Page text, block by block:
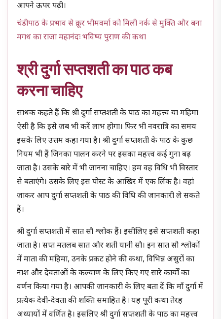
आपने ऊपर पढ़ी।
चंडीपाठ के प्रभाव से क्रूर भीमवर्मा को मिली नर्क से मुक्ति और बना
मगध का राजा महानंदः भविष्य पुराण की कथा
श्री दुर्गा सप्तशती का पाठ कब
करना चाहिए
साधक कहते हैं कि श्री दुर्गा सप्तशती के पाठ का महत्त्व या महिमा
ऐसी है कि इसे जब भी करें लाभ होगा। फिर भी नवरात्रि का समय
इसके लिए उत्तम कहा गया है। श्री दुर्गा सप्तशती के पाठ के कुछ
नियम भी हैं जिनका पालन करने पर इसका महत्त्व कई गुना बढ़
जाता है। उसके बारे में भी जानना चाहिए। हम वह विधि भी विस्तार
से बताएंगे। उसके लिए इस पोस्ट के आखिर में एक लिंक है। वहां
जाकर आप दुर्गा सप्तशती के पाठ की विधि की जानकारी ले सकते
हैं।
श्री दुर्गा सप्तशती में सात सौ श्लोक हैं। इसीलिए इसे सप्तशती कहा
जाता है। सप्त मतलब सात और शती यानी सौ। इन सात सौ श्लोकों
में माता की महिमा, उनके प्रकट होने की कथा, विभिन्न असुरों का
नाश और देवताओं के कल्याण के लिए किए गए सारे कार्यों का
वर्णन किया गया है। आपकी जानकारी के लिए बता दें कि माँ दुर्गा में
प्रत्येक देवी-देवता की शक्ति समाहित है। यह पूरी कथा तेरह
अध्यायों में वर्णित है। इसलिए श्री दुर्गा सप्तशती के पाठ का महत्त्व